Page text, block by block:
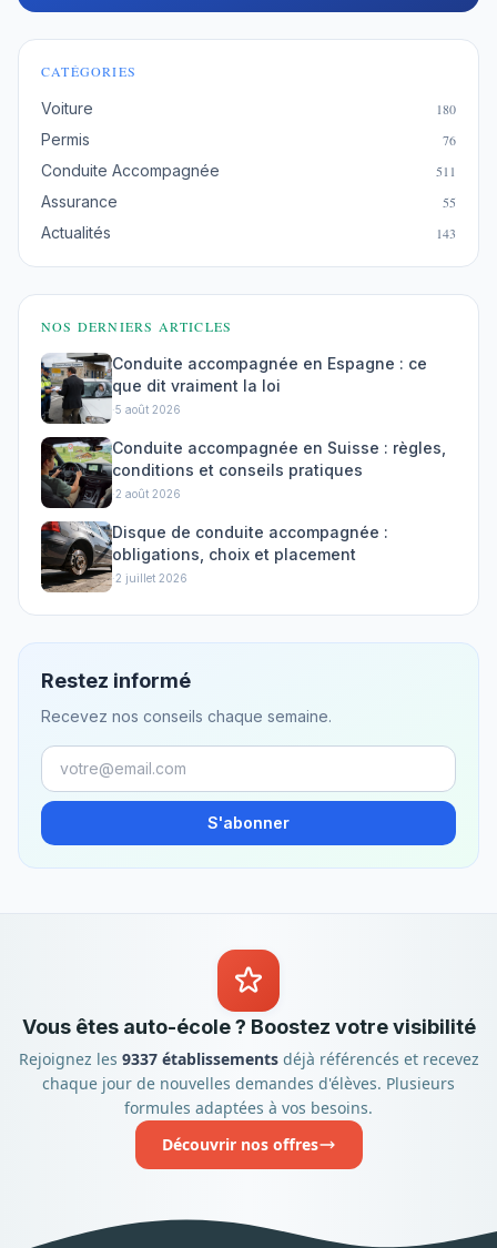
CATÉGORIES
Voiture 180
Permis 76
Conduite Accompagnée 511
Assurance 55
Actualités 143
NOS DERNIERS ARTICLES
Conduite accompagnée en Espagne : ce
que dit vraiment la loi
·5 août 2026
Conduite accompagnée en Suisse : règles,
conditions et conseils pratiques
·2 août 2026
Disque de conduite accompagnée :
obligations, choix et placement
·2 juillet 2026
Restez informé
Recevez nos conseils chaque semaine.
S'abonner
Vous êtes auto-école ? Boostez votre visibilité
Rejoignez les 9337 établissementsdéjà référencés et recevez
chaque jour de nouvelles demandes d'élèves. Plusieurs
formules adaptées à vos besoins.
Découvrir nos offres